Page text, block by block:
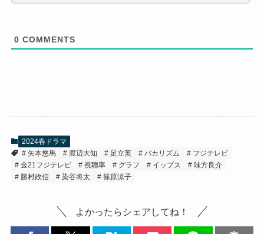
0 COMMENTS
2024春ドラマ
矢本悠馬
渡辺大知 足立英 バカリズム
フジテレビ
金21フジテレビ
視聴率 グラフ イップス
味方良介
勝村政信
染谷将太 篠原涼子
よかったらシェアしてね！